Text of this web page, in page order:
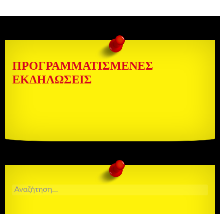
ΠΡΟΓΡΑΜΜΑΤΙΣΜΈΝΕΣ
ΕΚΔΗΛΏΣΕΙΣ
ΑΝΑΖΉΤΗΣΗ
ΓΙΑ: